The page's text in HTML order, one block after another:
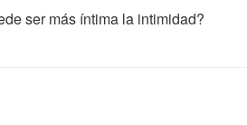
ser más íntima la intimidad?